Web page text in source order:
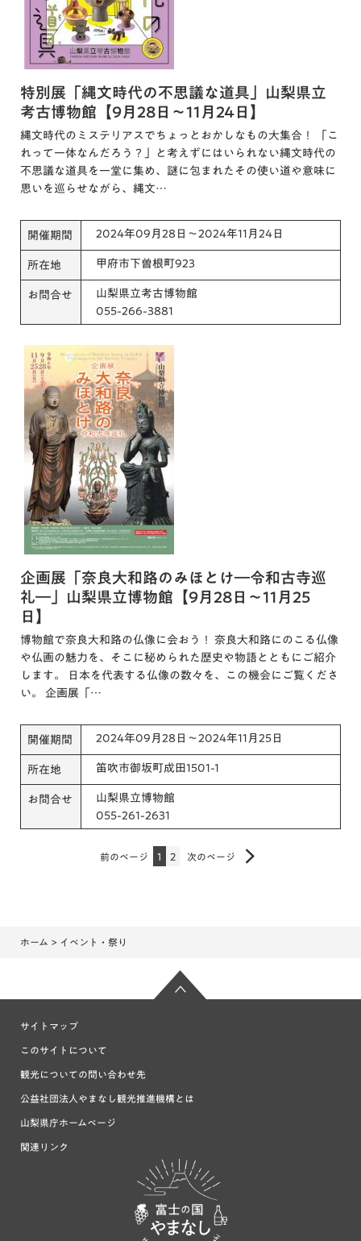
特別展「縄文時代の不思議な道具」山梨県立
考古博物館【9月28日～11月24日】
縄文時代のミステリアスでちょっとおかしなもの大集合！ 「こ
れって一体なんだろう？」と考えずにはいられない縄文時代の
不思議な道具を一堂に集め、謎に包まれたその使い道や意味に
思いを巡らせながら、縄文…
開催期間 2024年09月28日～2024年11月24日
所在地 甲府市下曽根町923
お問合せ
山梨県立考古博物館
055-266-3881
企画展「奈良大和路のみほとけ―令和古寺巡
礼―」山梨県立博物館【9月28日～11月25
日】
博物館で奈良大和路の仏像に会おう！ 奈良大和路にのこる仏像
や仏画の魅力を、そこに秘められた歴史や物語とともにご紹介
します。 日本を代表する仏像の数々を、この機会にご覧くださ
い。 企画展「…
開催期間 2024年09月28日～2024年11月25日
所在地 笛吹市御坂町成田1501-1
お問合せ
山梨県立博物館
055-261-2631
前のページ 1 2 次のページ
ホーム > イベント・祭り
サイトマップ
このサイトについて
観光についての問い合わせ先
公益社団法人やまなし観光推進機構とは
山梨県庁ホームページ
関連リンク
富士の国や
まなし